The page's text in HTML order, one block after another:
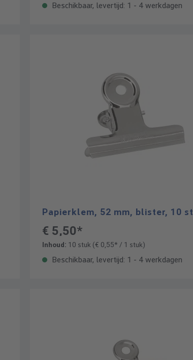
Beschikbaar, levertijd: 1 - 4 werkdagen
Papierklem, 52 mm, blister, 10 st
€ 5,50*
Inhoud: 10 stuk (€ 0,55* / 1 stuk)
Beschikbaar, levertijd: 1 - 4 werkdagen